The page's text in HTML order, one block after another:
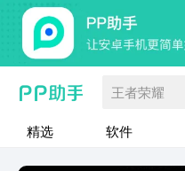
王者荣耀
精选 软件